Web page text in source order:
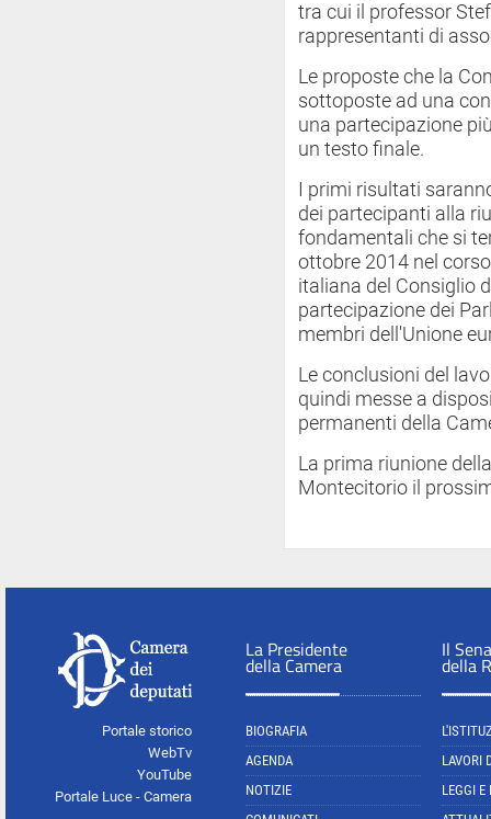
tra cui il professor
rappresentanti di
Le proposte che la
sottoposte ad una
una partecipazione
un testo finale.
I primi risultati
dei partecipanti alla
fondamentali che si
ottobre 2014 nel
italiana del Consiglio
partecipazione dei
membri dell'Unione
Le conclusioni del
quindi messe a
permanenti della
La prima riunione
Montecitorio il
Portale storico
WebTv
YouTube
Portale Luce - Camera
La Presidente
della Camera
BIOGRAFIA
AGENDA
NOTIZIE
Il
della
LAVORI
LEGGI E